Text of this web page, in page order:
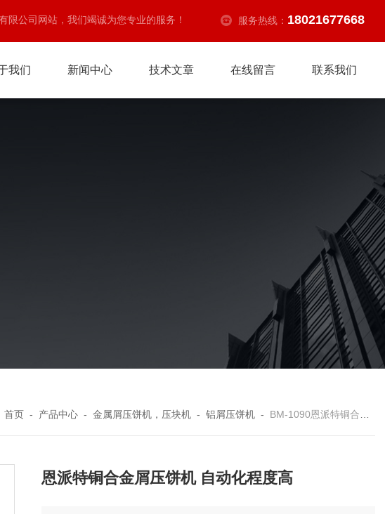
限公司网站，我们竭诚为您专业的服务！ 服务热线： 18021677668
我们 新闻中心 技术文章 在线留言 联系我们
首页 - 产品中心 -金属屑压饼机，压块机 -铝屑压饼机 - BM-1090恩派特铜合金屑压饼机 自动化程度高
恩派特铜合金屑压饼机 自动化程度高